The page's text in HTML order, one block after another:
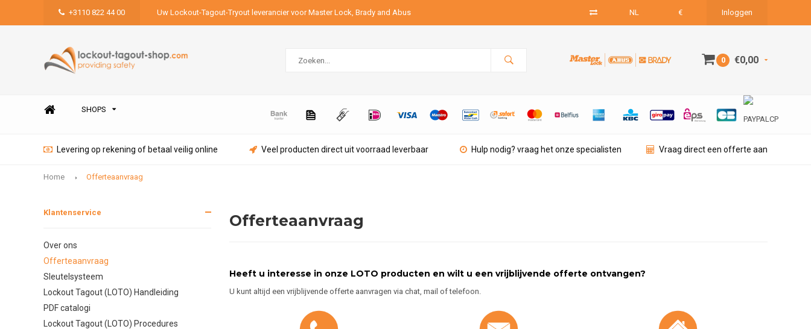
+3110 822 44 00 Uw Lockout-Tagout-Tryout leverancier voor Master Lock, Brady and Abus NL € Inloggen
0 €0,00
SHOPS
Levering op rekening of betaal veilig online Veel producten direct uit voorraad leverbaar Hulp nodig? vraag het onze specialisten Vraag direct een offerte aan
Home Offerteaanvraag
Klantenservice
Over ons
Offerteaanvraag
Sleutelsysteem
Lockout Tagout (LOTO) Handleiding
PDF catalogi
Lockout Tagout (LOTO) Procedures
Offerteaanvraag
Heeft u interesse in onze LOTO producten en wilt u een vrijblijvende offerte ontvangen?
U kunt altijd een vrijblijvende offerte aanvragen via chat, mail of telefoon.